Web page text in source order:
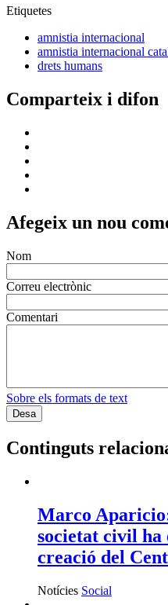
Etiquetes
amnistia internacional
amnistia internacional
drets humans
Comparteix i difon
Afegeix un nou
Nom
Correu electrònic
Comentari
Sobre els formats de text
Continguts
Marco
societat civil ha
creació del
Notícies Social